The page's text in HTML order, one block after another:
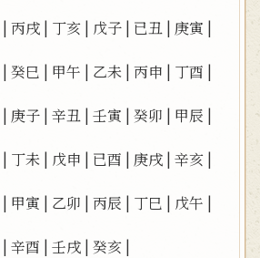
|丙戌 | 丁亥 | 戊子 | 已丑 | 庚寅 |
|癸巳 | 甲午 | 乙未 |丙申 | 丁酉 |
| 庚子 |辛丑 |壬寅 |癸卯 | 甲辰 |
| 丁未 | 戊申 | 已酉 | 庚戌 |辛亥 |
| 甲寅 | 乙卯 |丙辰 | 丁巳 | 戊午 |
|辛酉 |壬戌 |癸亥 |